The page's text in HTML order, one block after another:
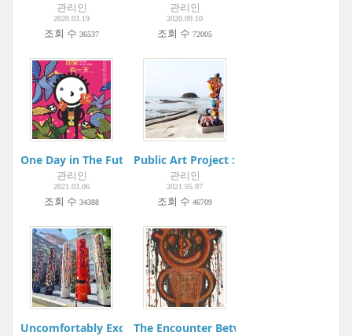
관리인
2020.03.19
조회 수 36537
관리인
2020.09.10
조회 수 72005
One Day in The Future... 如果有一天...| Metaphysical Art
관리인
2021.03.06
조회 수 34388
Public Art Project : Youngheung-do
관리인
2021.05.07
조회 수 46709
Uncomfortably Exciting | Gangnam Interior Design Week |
The Encounter Between Hanguel and